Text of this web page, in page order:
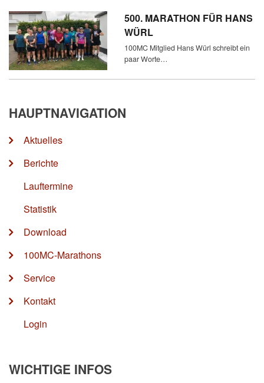
500. MARATHON FÜR HANS
WÜRL
100MC Mitglied Hans Würl schreibt ein
paar Worte…
HAUPTNAVIGATION
Aktuelles
Berichte
Lauftermine
Statistik
Download
100MC-Marathons
Service
Kontakt
Login
WICHTIGE INFOS